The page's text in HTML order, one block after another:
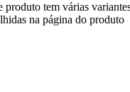
produto tem várias
na página do produto